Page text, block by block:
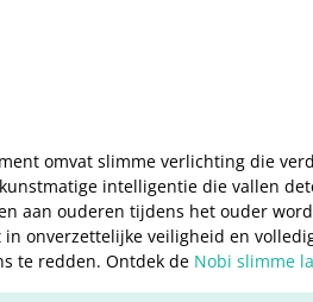
omvat slimme verlichting die
intelligentie die vallen
aan ouderen tijdens het ouder
onverzettelijke veiligheid en
te redden. Ontdek de Nobi slimme